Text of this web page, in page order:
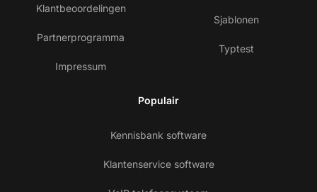
Klantbeoordelingen
Partnerprogramma
Impressum
Sjablonen
Typtest
Populair
Kennisbank software
Klantenservice software